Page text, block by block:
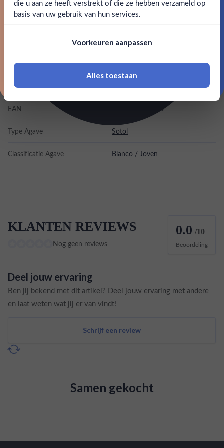
Ja Nee
18 jaar of ouder zijn
Merk Clande Sotol
Inhoud 0,7L
Land van herkomst Mexico
EAN 7500463597633
Type Agave Sotol
Classificatie Agave Blanco / Joven
KLANTEN REVIEWS
Nog geen reviews
0.0 /10
Beoordeling
Deel jouw ervaring
Ben jij bekend met dit artikel? Deel jouw ervaring met andere
en laat weten wat jij er van vindt!
Schrijf een review
Samen gekocht
die u aan ze heeft verstrekt of die ze hebben verzameld op
basis van uw gebruik van hun services.
Voorkeuren aanpassen
Alles toestaan